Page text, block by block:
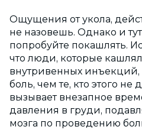
Ощущения от укола,
не назовешь. Однако и тут
попробуйте покашлять.
что люди, которые
внутривенных
боль, чем те, кто этого не
вызывает внезапное
давления в груди,
мозга по проведению